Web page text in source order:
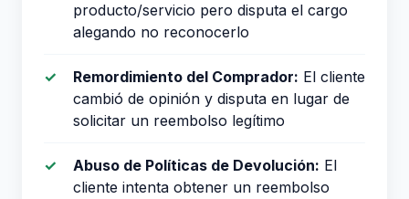
producto/servicio pero disputa el cargo
alegando no reconocerlo
Remordimiento del Comprador: El cliente
cambió de opinión y disputa en lugar de
solicitar un reembolso legítimo
Abuso de Políticas de Devolución: El
cliente intenta obtener un reembolso